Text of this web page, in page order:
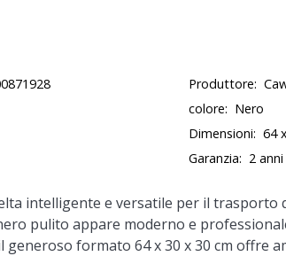
Produttore:
colore: Nero
Dimensioni: 64
Garanzia: 2 anni
intelligente e versatile per il
pulito appare moderno e
formato 64 x 30 x 30 cm offre